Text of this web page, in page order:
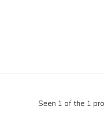
Seen 1 of the 1